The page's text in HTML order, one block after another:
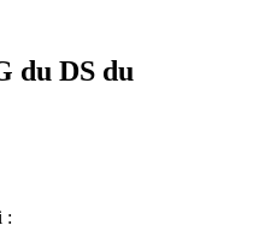
du DS du
: